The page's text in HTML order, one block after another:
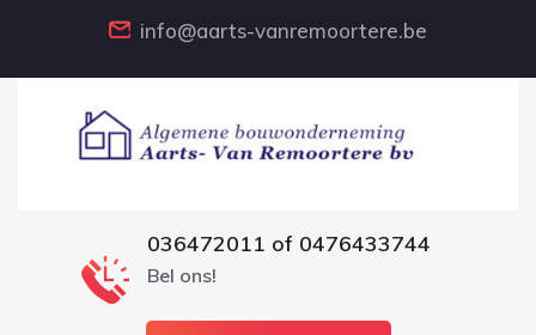
info@aarts-vanremoortere.be
036472011 of 0476433744
Bel ons!